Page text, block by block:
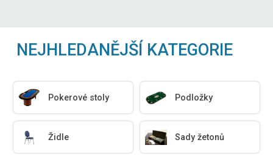
NEJHLEDANĚJŠÍ KATEGORIE
Pokerové stoly Podložky
Židle Sady žetonů